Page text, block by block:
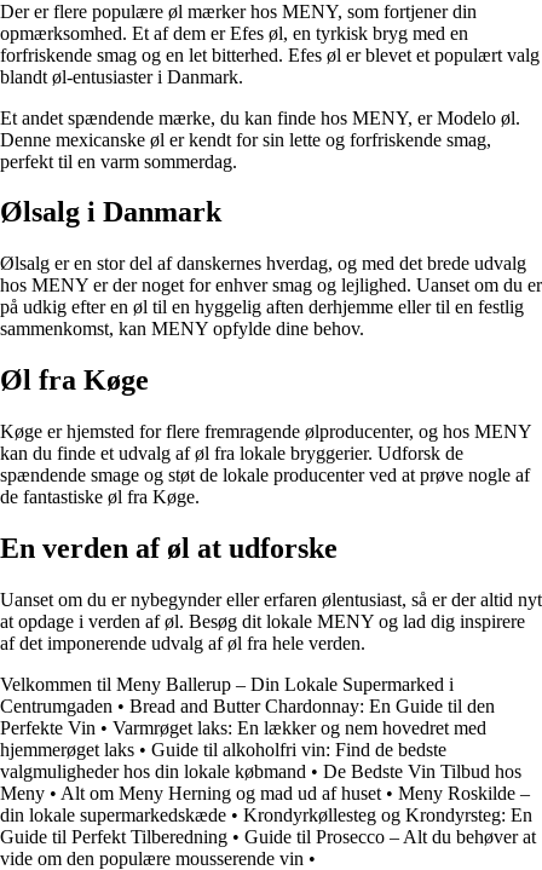
Der er flere populære øl mærker hos MENY, som fortjener din
opmærksomhed. Et af dem er Efes øl, en tyrkisk bryg med en
forfriskende smag og en let bitterhed. Efes øl er blevet et populært valg
blandt øl-entusiaster i Danmark.
Et andet spændende mærke, du kan finde hos MENY, er Modelo øl.
Denne mexicanske øl er kendt for sin lette og forfriskende smag,
perfekt til en varm sommerdag.
Ølsalg i Danmark
Ølsalg er en stor del af danskernes hverdag, og med det brede udvalg
hos MENY er der noget for enhver smag og lejlighed. Uanset om du er
på udkig efter en øl til en hyggelig aften derhjemme eller til en festlig
sammenkomst, kan MENY opfylde dine behov.
Øl fra Køge
Køge er hjemsted for flere fremragende ølproducenter, og hos MENY
kan du finde et udvalg af øl fra lokale bryggerier. Udforsk de
spændende smage og støt de lokale producenter ved at prøve nogle af
de fantastiske øl fra Køge.
En verden af øl at udforske
Uanset om du er nybegynder eller erfaren ølentusiast, så er der altid nyt
at opdage i verden af øl. Besøg dit lokale MENY og lad dig inspirere
af det imponerende udvalg af øl fra hele verden.
Velkommen til Meny Ballerup – Din Lokale Supermarked i
Centrumgaden • Bread and Butter Chardonnay: En Guide til den
Perfekte Vin • Varmrøget laks: En lækker og nem hovedret med
hjemmerøget laks • Guide til alkoholfri vin: Find de bedste
valgmuligheder hos din lokale købmand • De Bedste Vin Tilbud hos
Meny • Alt om Meny Herning og mad ud af huset • Meny Roskilde –
din lokale supermarkedskæde • Krondyrkøllesteg og Krondyrsteg: En
Guide til Perfekt Tilberedning • Guide til Prosecco – Alt du behøver at
vide om den populære mousserende vin •